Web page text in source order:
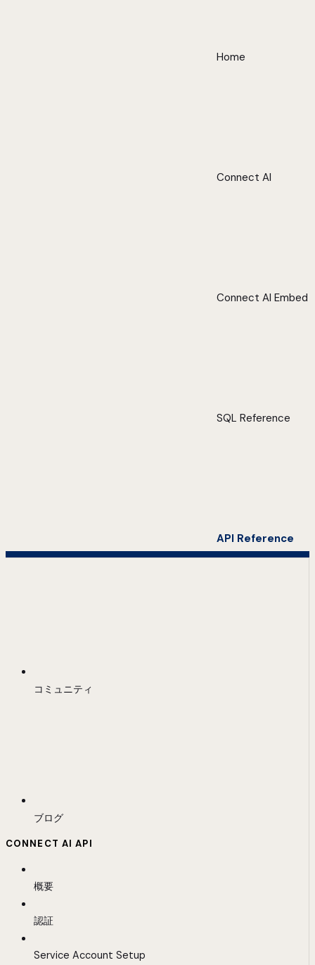
Home
Connect AI
Connect AI Embed
SQL Reference
API Reference
コミュニティ
ブログ
CONNECT AI API
概要
認証
Service Account Setup